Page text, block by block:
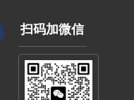
扫码加微信